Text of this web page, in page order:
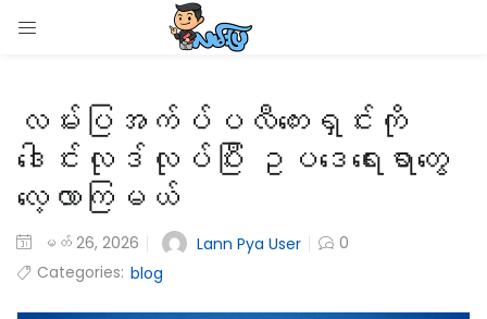
လမ်းပြအက်ပ်ပလီကေးရှင်းကို
ဒေါင်းလုဒ်လုပ်ပြီး ဥပဒေရေးရာတွေ
လေ့လာကြမယ်
မတ် 26, 2026 Lann Pya User
0
Categories: blog
Enter your username and password to login.
Remember me
Login